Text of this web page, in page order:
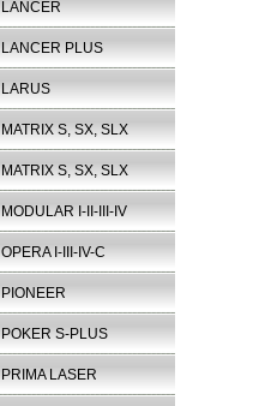
LANCER
LANCER PLUS
LARUS
MATRIX S, SX, SLX
MATRIX S, SX, SLX
MODULAR I-II-III-IV
OPERA I-III-IV-C
PIONEER
POKER S-PLUS
PRIMA LASER